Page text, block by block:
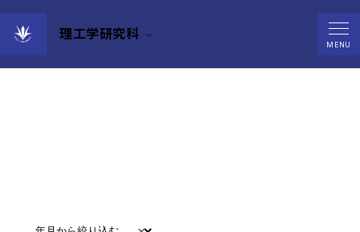
理工学研究科
MENU
Events